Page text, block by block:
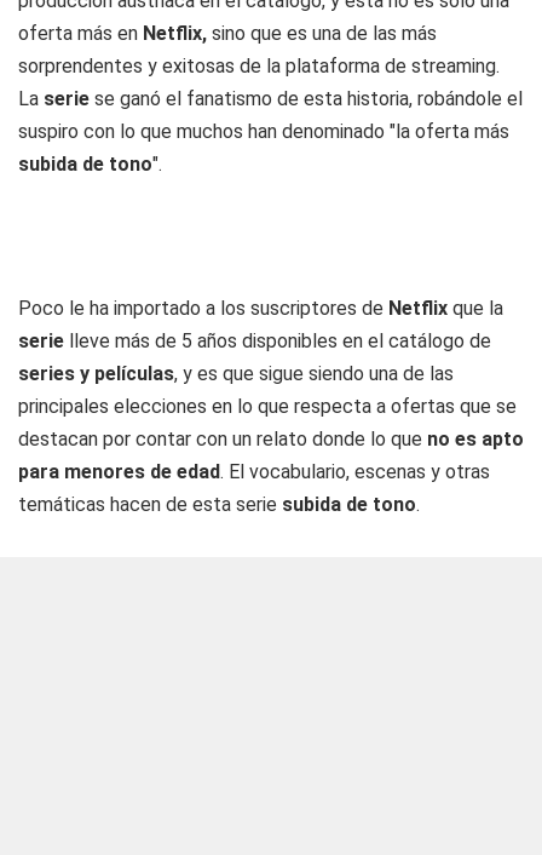
oferta más en Netflix, sino que es una de las más
sorprendentes y exitosas de la plataforma de streaming.
La serie se ganó el fanatismo de esta historia, robándole el
suspiro con lo que muchos han denominado "la oferta más
subida de tono".
Poco le ha importado a los suscriptores de Netflix que la
serie lleve más de 5 años disponibles en el catálogo de
series y películas, y es que sigue siendo una de las
principales elecciones en lo que respecta a ofertas que se
destacan por contar con un relato donde lo que no es apto
para menores de edad. El vocabulario, escenas y otras
temáticas hacen de esta serie subida de tono.